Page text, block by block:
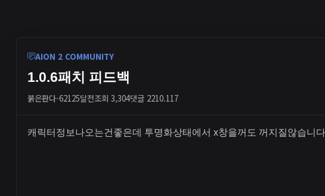
AION 2 COMMUNITY
1.0.6패치 피드백
붉은판다-62125달전조회 3,304댓글 2210.117
캐릭터정보나오는건좋은데 투명화상태에서 x창을꺼도 꺼지질않습니다